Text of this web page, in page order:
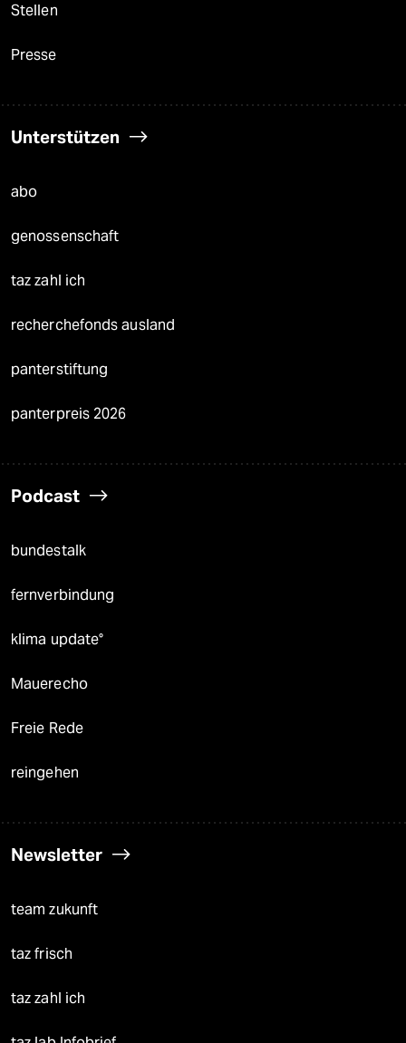
Stellen
Presse
Unterstützen
abo
genossenschaft
taz zahl ich
recherchefonds ausland
panterstiftung
panterpreis 2026
Podcast
bundestalk
fernverbindung
klima update°
Mauerecho
Freie Rede
reingehen
Newsletter
team zukunft
taz frisch
taz zahl ich